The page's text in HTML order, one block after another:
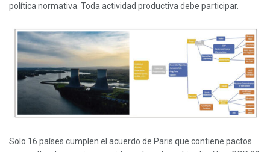
política normativa. Toda actividad productiva debe participar.
Solo 16 países cumplen el acuerdo de Paris que contiene pactos